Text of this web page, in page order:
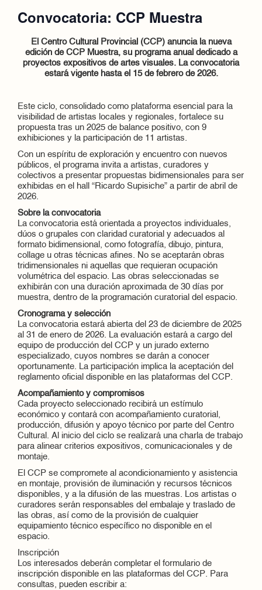
Convocatoria: CCP Muestra
El Centro Cultural Provincial (CCP) anuncia la nueva
edición de CCP Muestra, su programa anual dedicado a
proyectos expositivos de artes visuales. La convocatoria
estará vigente hasta el 15 de febrero de 2026.
Este ciclo, consolidado como plataforma esencial para la
visibilidad de artistas locales y regionales, fortalece su
propuesta tras un 2025 de balance positivo, con 9
exhibiciones y la participación de 11 artistas.
Con un espíritu de exploración y encuentro con nuevos
públicos, el programa invita a artistas, curadores y
colectivos a presentar propuestas bidimensionales para ser
exhibidas en el hall “Ricardo Supisiche” a partir de abril de
2026.
Sobre la convocatoria
La convocatoria está orientada a proyectos individuales,
dúos o grupales con claridad curatorial y adecuados al
formato bidimensional, como fotografía, dibujo, pintura,
collage u otras técnicas afines. No se aceptarán obras
tridimensionales ni aquellas que requieran ocupación
volumétrica del espacio. Las obras seleccionadas se
exhibirán con una duración aproximada de 30 días por
muestra, dentro de la programación curatorial del espacio.
Cronograma y selección
La convocatoria estará abierta del 23 de diciembre de 2025
al 31 de enero de 2026. La evaluación estará a cargo del
equipo de producción del CCP y un jurado externo
especializado, cuyos nombres se darán a conocer
oportunamente. La participación implica la aceptación del
reglamento oficial disponible en las plataformas del CCP.
Acompañamiento y compromisos
Cada proyecto seleccionado recibirá un estímulo
económico y contará con acompañamiento curatorial,
producción, difusión y apoyo técnico por parte del Centro
Cultural. Al inicio del ciclo se realizará una charla de trabajo
para alinear criterios expositivos, comunicacionales y de
montaje.
El CCP se compromete al acondicionamiento y asistencia
en montaje, provisión de iluminación y recursos técnicos
disponibles, y a la difusión de las muestras. Los artistas o
curadores serán responsables del embalaje y traslado de
las obras, así como de la provisión de cualquier
equipamiento técnico específico no disponible en el
espacio.
Inscripción
Los interesados deberán completar el formulario de
inscripción disponible en las plataformas del CCP. Para
consultas, pueden escribir a: